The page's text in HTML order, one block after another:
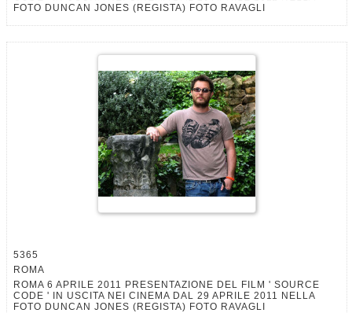
FOTO DUNCAN JONES (REGISTA) FOTO RAVAGLI
5365
ROMA
ROMA 6 APRILE 2011 PRESENTAZIONE DEL FILM ' SOURCE
CODE ' IN USCITA NEI CINEMA DAL 29 APRILE 2011 NELLA
FOTO DUNCAN JONES (REGISTA) FOTO RAVAGLI